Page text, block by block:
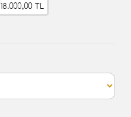
18.000,00 TL